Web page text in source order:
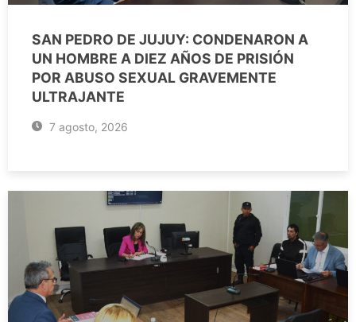
SAN PEDRO DE JUJUY: CONDENARON A
UN HOMBRE A DIEZ AÑOS DE PRISIÓN
POR ABUSO SEXUAL GRAVEMENTE
ULTRAJANTE
7 agosto, 2026